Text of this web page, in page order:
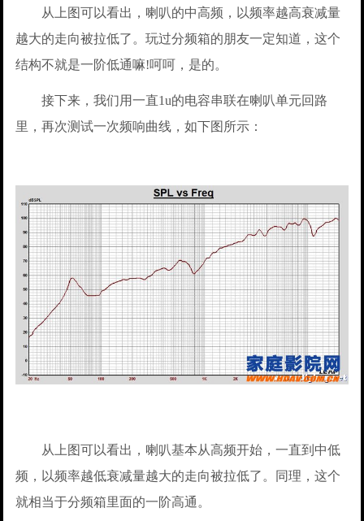
从上图可以看出，喇叭的中高频，以频率越高衰减量
越大的走向被拉低了。玩过分频箱的朋友一定知道，这个
结构不就是一阶低通嘛!呵呵，是的。
接下来，我们用一直1u的电容串联在喇叭单元回路
里，再次测试一次频响曲线，如下图所示：
从上图可以看出，喇叭基本从高频开始，一直到中低
频，以频率越低衰减量越大的走向被拉低了。同理，这个
就相当于分频箱里面的一阶高通。